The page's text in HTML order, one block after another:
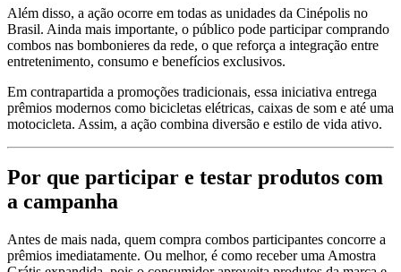
Além disso, a ação ocorre em todas as unidades da Cinépolis no
Brasil. Ainda mais importante, o público pode participar comprando
combos nas bombonieres da rede, o que reforça a integração entre
entretenimento, consumo e benefícios exclusivos.
Em contrapartida a promoções tradicionais, essa iniciativa entrega
prêmios modernos como bicicletas elétricas, caixas de som e até uma
motocicleta. Assim, a ação combina diversão e estilo de vida ativo.
Por que participar e testar produtos com
a campanha
Antes de mais nada, quem compra combos participantes concorre a
prêmios imediatamente. Ou melhor, é como receber uma Amostra